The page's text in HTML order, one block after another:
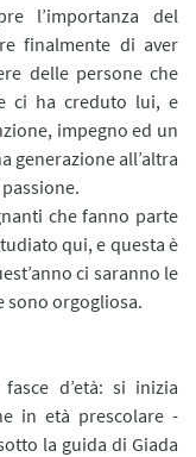
l’importanza del
finalmente di aver
delle persone che
ci ha creduto lui, e
impegno ed un
generazione all’altra
che fanno parte
qui, e questa è
ci saranno le
sono orgogliosa.
d’età: si inizia
in età prescolare -
la guida di Giada